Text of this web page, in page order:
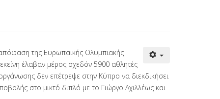
της Ευρωπαϊκής Ολυμπιακής
έλαβαν μέρος σχεδόν 5900 αθλητές
δεν επέτρεψε στην Κύπρο να διεκδικήσει
στο μικτό διπλό με το Γιώργο Αχιλλέως και